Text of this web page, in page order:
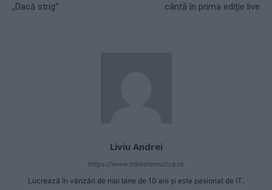
„Dacă strig“
cântă în prima ediţie live
Liviu Andrei
https://www.traiestemuzica.ro
Lucrează în vânzări de mai bine de 10 ani și este pasionat de IT.